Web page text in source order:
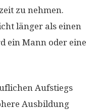
zu nehmen.
länger als einen
ein Mann oder eine
Aufstiegs
Ausbildung